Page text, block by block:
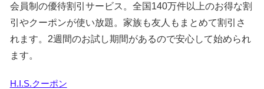
会員制の優待割引サービス。全国140万件以上のお得な割
引やクーポンが使い放題。家族も友人もまとめて割引さ
れます。2週間のお試し期間があるので安心して始められ
ます。
H.I.S.クーポン